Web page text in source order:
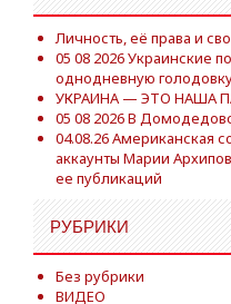
Личность, её права и
05 08 2026 Украинские
однодневную
УКРАИНА — ЭТО НАША
05 08 2026 В
04.08.26 Американская
аккаунты Марии
ее публикаций
РУБРИКИ
Без рубрики
ВИДЕО